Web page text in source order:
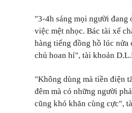
"3-4h sáng mọi người đang
việc mệt nhọc. Bác tài xế
hàng tiếng đồng hồ lúc nửa
chủ hoan hỉ", tài khoản
"Không dùng mà tiền điện
đêm mà có những người
cũng khó khăn cùng cực",